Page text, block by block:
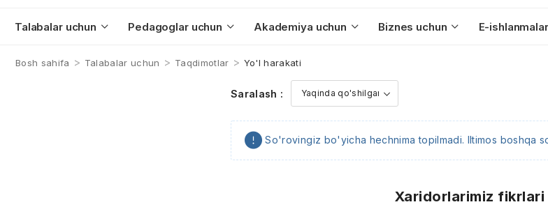
Talabalar uchun Pedagoglar uchun Akademiya uchun Biznes uchun E-ishlanmalar
Bosh sahifa > Talabalar uchun > Taqdimotlar > Yo'l harakati
Saralash :
So'rovingiz bo'yicha hechnima topilmadi. Iltimos boshqa
Xaridorlarimiz fikrlari